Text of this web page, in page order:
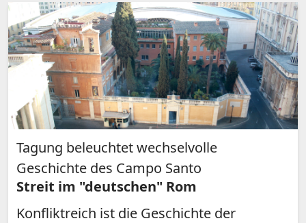
Tagung beleuchtet wechselvolle
Geschichte des Campo Santo
Streit im "deutschen" Rom
Konfliktreich ist die Geschichte der